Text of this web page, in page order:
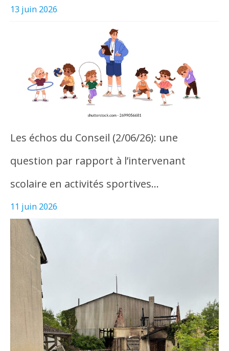
13 juin 2026
Les échos du Conseil (2/06/26): une
question par rapport à l’intervenant
scolaire en activités sportives…
11 juin 2026